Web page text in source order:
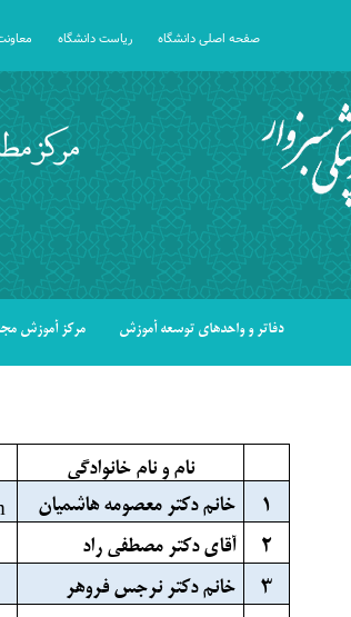
صفحه اصلی دانشگاه ریاست دانشگاه
دفاتر و واحدهای توسعه آموزش مرکز آموزش
نام و نام خانوادگی
1
خانم دکتر معصومه هاشمیان
2
آقای دکتر مصطفی راد
3
خانم دکتر نرجس فروهر